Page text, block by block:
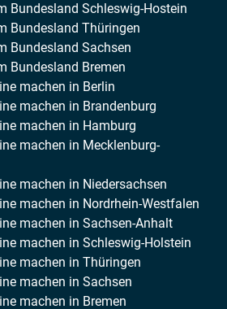
Bundesland Schleswig-Hostein
Bundesland Thüringen
Bundesland Sachsen
Bundesland Bremen
machen in Berlin
machen in Brandenburg
machen in Hamburg
machen in Mecklenburg-
machen in Niedersachsen
machen in Nordrhein-Westfalen
machen in Sachsen-Anhalt
machen in Schleswig-Holstein
machen in Thüringen
machen in Sachsen
machen in Bremen